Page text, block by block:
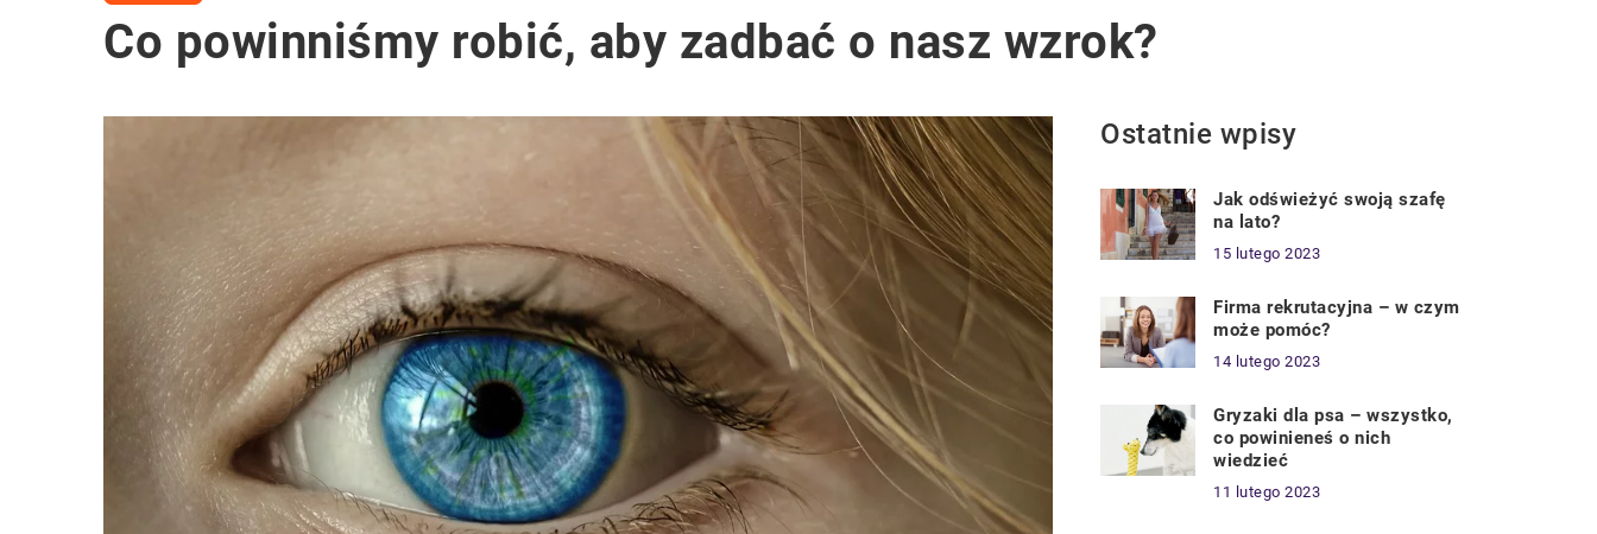
Co powinniśmy robić, aby zadbać o nasz wzrok?
Ostatnie wpisy
Jak odświeżyć swoją szafę
na lato?
15 lutego 2023
Firma rekrutacyjna – w czym
może pomóc?
14 lutego 2023
Gryzaki dla psa – wszystko,
co powinieneś o nich
wiedzieć
11 lutego 2023